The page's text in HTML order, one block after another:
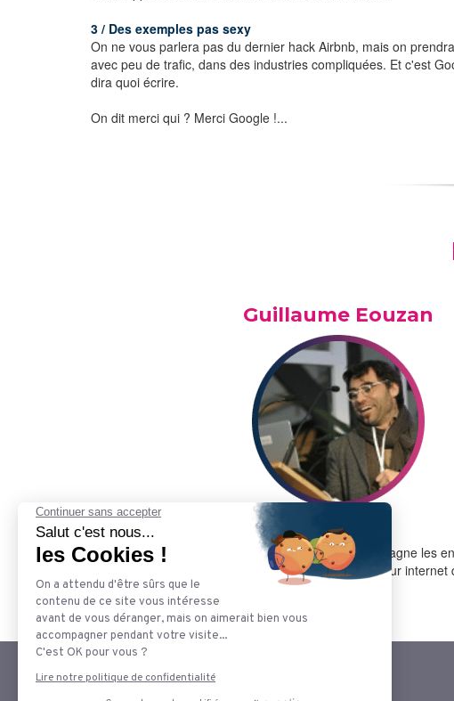
3 / Des exemples pas sexy
On ne vous parlera pas du dernier hack Airbnb, mais on
avec peu de trafic, dans des industries compliquées. Et c'est
dira quoi écrire.
On dit merci qui ? Merci Google !...
Guillaume Eouzan
Fondateur de l'agence Mindfruits, Guillaume accompagne les
l’ensemble de leurs besoins en visibilité et efficacité sur